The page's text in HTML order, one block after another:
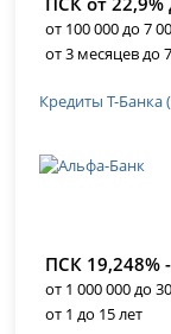
от 100 000 до 7
от 3 месяцев до
Кредиты Т-Банка
ПСК 19,248%
от 1 000 000 до
от 1 до 15 лет